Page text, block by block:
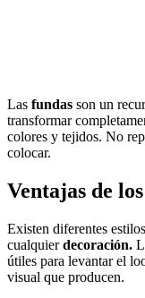
Las fundas son un
transformar
colores y tejidos. No
colocar.
Ventajas de
Existen diferentes
cualquierdecoración.
útiles para levantar el
visual que producen.